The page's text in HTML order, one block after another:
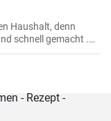
Haushalt, denn
schnell gemacht .
mit Milch und Eiern